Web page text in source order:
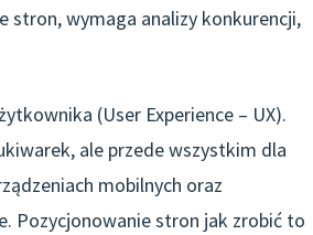
stron, wymaga analizy konkurencji,
(User Experience – UX).
ale przede wszystkim dla
mobilnych oraz
Pozycjonowanie stron jak zrobić to